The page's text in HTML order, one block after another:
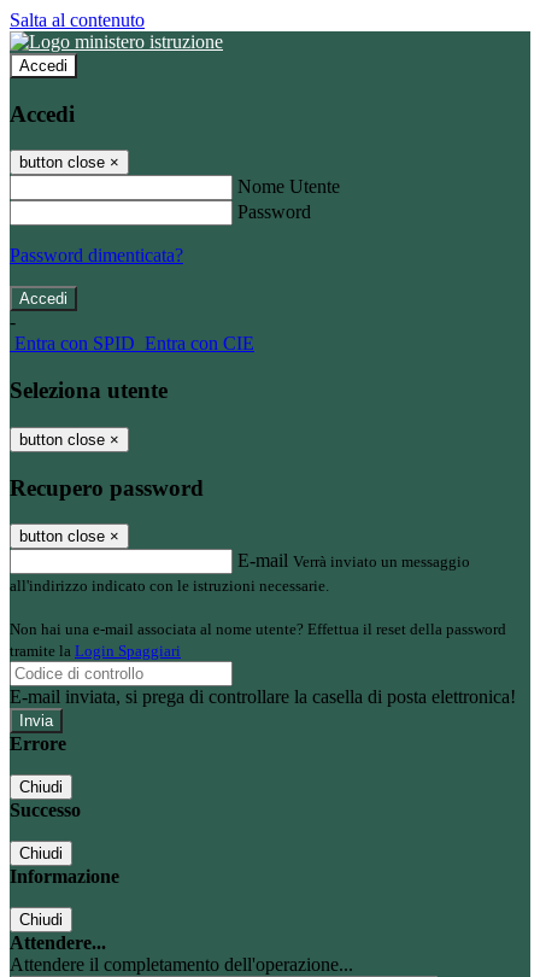
Salta al contenuto
Accedi
Accedi
button close ×
Nome Utente
Password
Password dimenticata?
-
Entra con SPID Entra con CIE
Seleziona utente
button close ×
Recupero password
button close ×
E-mail Verrà inviato un messaggio
all'indirizzo indicato con le istruzioni necessarie.
Non hai una e-mail associata al nome utente? Effettua il reset della password
tramite la Login Spaggiari
E-mail inviata, si prega di controllare la casella di posta elettronica!
Errore
Chiudi
Successo
Chiudi
Informazione
Chiudi
Attendere...
Attendere il completamento dell'operazione...